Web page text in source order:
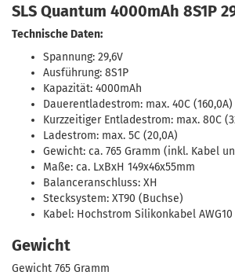
SLS Quantum 4000mAh 8S1P
Technische Daten:
Spannung: 29,6V
Ausführung: 8S1P
Kapazität: 4000mAh
Dauerentladestrom: max. 40C (160,0A)
Kurzzeitiger Entladestrom: max. 80C
Ladestrom: max. 5C (20,0A)
Gewicht: ca. 765 Gramm (inkl. Kabel
Maße: ca. LxBxH 149x46x55mm
Balanceranschluss: XH
Stecksystem: XT90 (Buchse)
Kabel: Hochstrom Silikonkabel AWG10
Gewicht
Gewicht 765 Gramm